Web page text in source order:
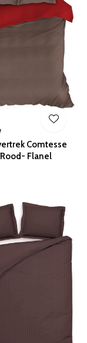
Comtesse
Flanel